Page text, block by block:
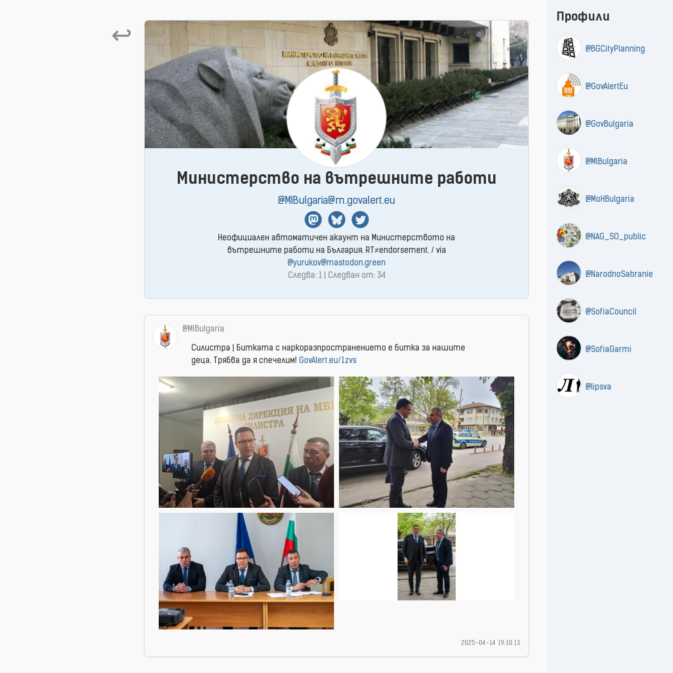
↩
Министерство на вътрешните работи
@MIBulgaria@m.govalert.eu
MastodonBlueSkyTwitter
Неофициален автоматичен акаунт на Министерството на
вътрешните работи на България. RT≠endorsement. / via
@yurukov@mastodon.green
Следва: 1 | Следван от: 34
Профили
@BGCityPlanning
@GovAlertEu
@GovBulgaria
@MIBulgaria
@MoHBulgaria
@NAG_SO_public
@NarodnoSabranie
@SofiaCouncil
@SofiaGarmi
@lipsva
@MIBulgaria
Силистра | Битката с наркоразпространението е битка за нашите
деца. Трябва да я спечелим! GovAlert.eu/1zvs
2025-04-14 19:10:13